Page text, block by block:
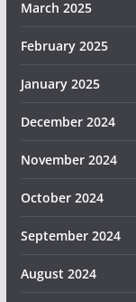
March 2025
February 2025
January 2025
December 2024
November 2024
October 2024
September 2024
August 2024